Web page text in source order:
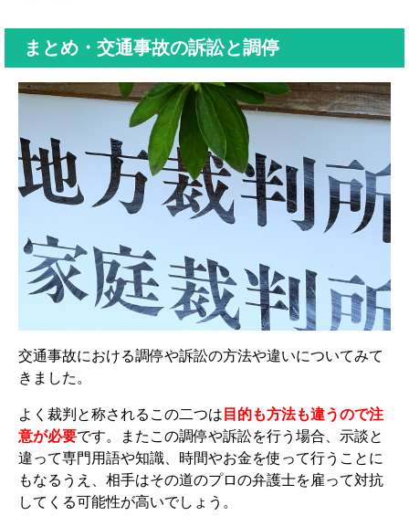
まとめ・交通事故の訴訟と調停
交通事故における調停や訴訟の方法や違いについてみて
きました。
よく裁判と称されるこの二つは 目的も方法も違うので注
意が必要です。またこの調停や訴訟を行う場合、示談と
違って専門用語や知識、時間やお金を使って行うことに
もなるうえ、相手はその道のプロの弁護士を雇って対抗
してくる可能性が高いでしょう。